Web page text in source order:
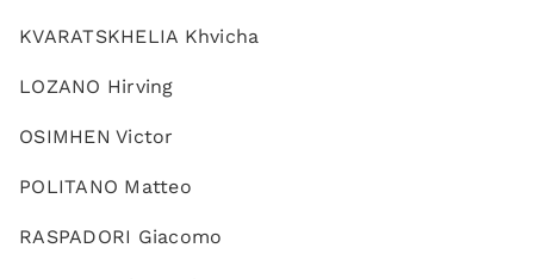
KVARATSKHELIA Khvicha
LOZANO Hirving
OSIMHEN Victor
POLITANO Matteo
RASPADORI Giacomo